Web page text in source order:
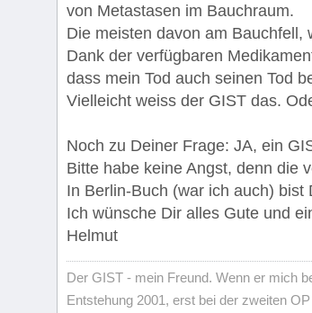
von Metastasen im Bauchraum.
Die meisten davon am Bauchfell,
Dank der verfügbaren
dass mein Tod auch seinen Tod
Vielleicht weiss der GIST das.
Noch zu Deiner Frage: JA, ein
Bitte habe keine Angst, denn die
In Berlin-Buch (war ich auch) bist
Ich wünsche Dir alles Gute und
Helmut
Der GIST - mein Freund. Wenn er mich
Entstehung 2001, erst bei der zweiten